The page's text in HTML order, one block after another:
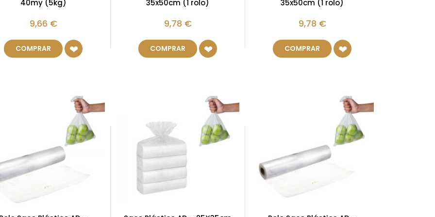
40my (5kg)
9,66 €
COMPRAR
35x50cm (1 rolo)
9,78 €
COMPRAR
35x50cm (1 rolo)
9,78 €
COMPRAR